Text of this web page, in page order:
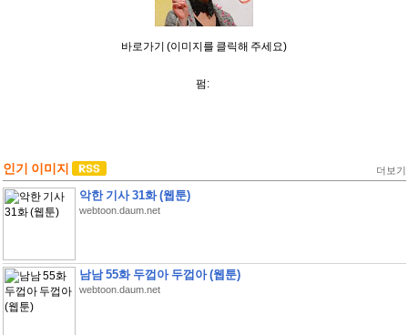
바로가기 (이미지를 클릭해 주세요)
펌:
인기 이미지 더보기
악한 기사 31화 (웹툰)
webtoon.daum.net
남남 55화 두껍아 두껍아 (웹툰)
webtoon.daum.net